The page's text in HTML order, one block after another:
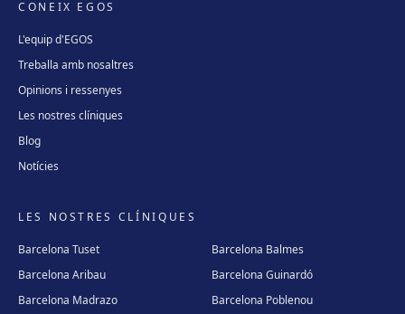
CONEIX EGOS
L'equip d'EGOS
Treballa amb nosaltres
Opinions i ressenyes
Les nostres clíniques
Blog
Notícies
LES NOSTRES CLÍNIQUES
Barcelona Tuset
Barcelona Balmes
Barcelona Aribau
Barcelona Guinardó
Barcelona Madrazo
Barcelona Poblenou